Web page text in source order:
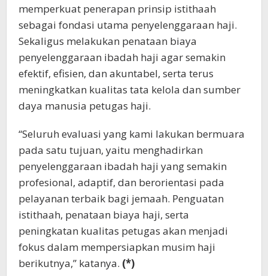
memperkuat penerapan prinsip istithaah
sebagai fondasi utama penyelenggaraan haji.
Sekaligus melakukan penataan biaya
penyelenggaraan ibadah haji agar semakin
efektif, efisien, dan akuntabel, serta terus
meningkatkan kualitas tata kelola dan sumber
daya manusia petugas haji.
“Seluruh evaluasi yang kami lakukan bermuara
pada satu tujuan, yaitu menghadirkan
penyelenggaraan ibadah haji yang semakin
profesional, adaptif, dan berorientasi pada
pelayanan terbaik bagi jemaah. Penguatan
istithaah, penataan biaya haji, serta
peningkatan kualitas petugas akan menjadi
fokus dalam mempersiapkan musim haji
berikutnya,” katanya. (*)